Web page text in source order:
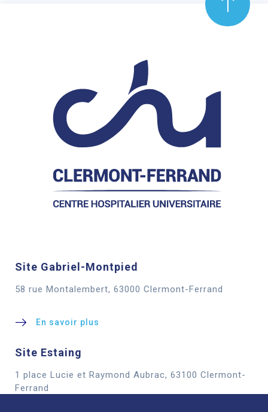
Site Gabriel-Montpied
58 rue Montalembert, 63000 Clermont-Ferrand
En savoir plus
Site Estaing
1 place Lucie et Raymond Aubrac, 63100 Clermont-
Ferrand